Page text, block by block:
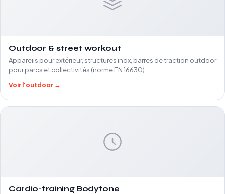
Outdoor & street workout
Appareils pour extérieur, structures inox, barres de traction outdoor
pour parcs et collectivités (norme EN 16630).
Voir l'outdoor →
Cardio-training Bodytone